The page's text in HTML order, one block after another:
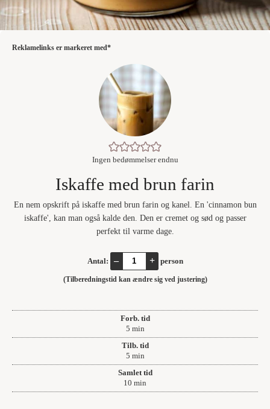
Reklamelinks er markeret med*
Ingen bedømmelser endnu
Iskaffe med brun farin
En nem opskrift på iskaffe med brun farin og kanel. En 'cinnamon bun
iskaffe', kan man også kalde den. Den er cremet og sød og passer
perfekt til varme dage.
Antal: – + person
(Tilberedningstid kan ændre sig ved justering)
Forb. tid
5minutter
min
Tilb. tid
5minutter
min
Samlet tid
10 minutter
min